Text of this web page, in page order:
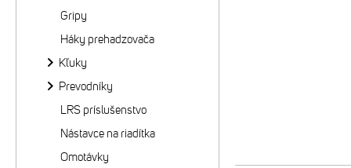
Gripy
Háky prehadzovača
Kľuky
Prevodníky
LRS príslušenstvo
Nástavce na riadítka
Omotávky